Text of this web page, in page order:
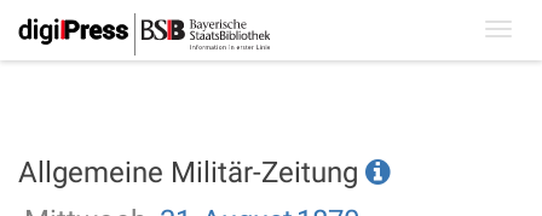
Allgemeine Militär-Zeitung